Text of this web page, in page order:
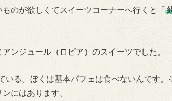
のが欲しくてスイーツコーナーへ行くと「
アンジュール（ロピア）のスイーツでした。
いる。ぼくは基本パフェは食べないんです。
にはあります。